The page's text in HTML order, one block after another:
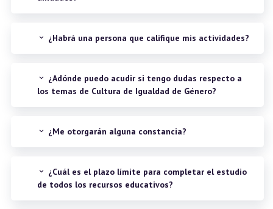
¿Habrá una persona que califique mis actividades?
¿Adónde puedo acudir si tengo dudas respecto a
los temas de Cultura de Igualdad de Género?
¿Me otorgarán alguna constancia?
¿Cuál es el plazo límite para completar el estudio
de todos los recursos educativos?